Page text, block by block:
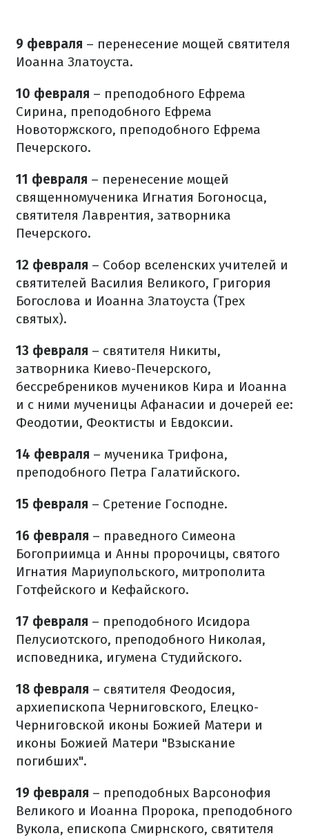
9 февраля – перенесение мощей святителя
Иоанна Златоуста.
10 февраля – преподобного Ефрема
Сирина, преподобного Ефрема
Новоторжского, преподобного Ефрема
Печерского.
11 февраля – перенесение мощей
священномученика Игнатия Богоносца,
святителя Лаврентия, затворника
Печерского.
12 февраля – Собор вселенских учителей и
святителей Василия Великого, Григория
Богослова и Иоанна Златоуста (Трех
святых).
13 февраля – святителя Никиты,
затворника Киево-Печерского,
бессребреников мучеников Кира и Иоанна
и с ними мученицы Афанасии и дочерей ее:
Феодотии, Феоктисты и Евдоксии.
14 февраля – мученика Трифона,
преподобного Петра Галатийского.
15 февраля – Сретение Господне.
16 февраля – праведного Симеона
Богоприимца и Анны пророчицы, святого
Игнатия Мариупольского, митрополита
Готфейского и Кефайского.
17 февраля – преподобного Исидора
Пелусиотского, преподобного Николая,
исповедника, игумена Студийского.
18 февраля – святителя Феодосия,
архиепископа Черниговского, Елецко-
Черниговской иконы Божией Матери и
иконы Божией Матери "Взыскание
погибших".
19 февраля – преподобных Варсонофия
Великого и Иоанна Пророка, преподобного
Вукола, епископа Смирнского, святителя